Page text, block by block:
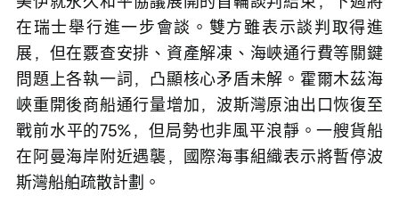
在瑞士舉行進一步會談。雙方雖表示談判取得進
展，但在覈查安排、資產解凍、海峽通行費等關鍵
問題上各執一詞，凸顯核心矛盾未解。霍爾木茲海
峽重開後商船通行量增加，波斯灣原油出口恢復至
戰前水平的75%，但局勢也非風平浪靜。一艘貨船
在阿曼海岸附近遇襲，國際海事組織表示將暫停波
斯灣船舶疏散計劃。